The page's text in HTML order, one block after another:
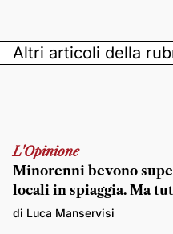
Altri articoli della
L'Opinione
Minorenni bevono
locali in spiaggia. Ma
di Luca Manservisi